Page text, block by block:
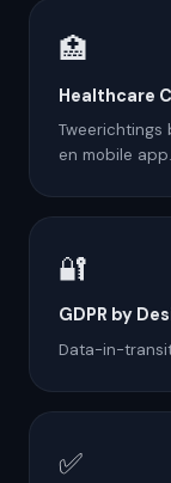
🏥
Healthcare
Tweerichtings
en mobile app.
🔐
GDPR by
Data-in-
✅